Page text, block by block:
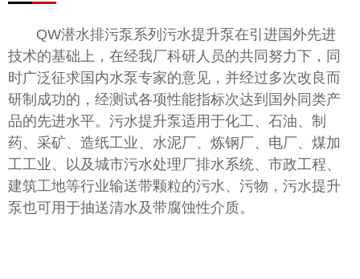
QW潜水排污泵系列污水提升泵在引进国外先进
技术的基础上，在经我厂科研人员的共同努力下，同
时广泛征求国内水泵专家的意见，并经过多次改良而
研制成功的，经测试各项性能指标次达到国外同类产
品的先进水平。污水提升泵适用于化工、石油、制
药、采矿、造纸工业、水泥厂、炼钢厂、电厂、煤加
工工业、以及城市污水处理厂排水系统、市政工程、
建筑工地等行业输送带颗粒的污水、污物，污水提升
泵也可用于抽送清水及带腐蚀性介质。